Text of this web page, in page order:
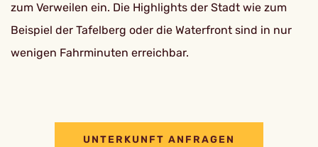
zum Verweilen ein. Die Highlights der Stadt wie zum
Beispiel der Tafelberg oder die Waterfront sind in nur
wenigen Fahrminuten erreichbar.
UNTERKUNFT ANFRAGEN